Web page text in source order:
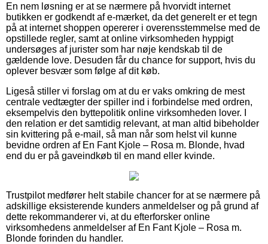
En nem løsning er at se nærmere på hvorvidt internet
butikken er godkendt af e-mærket, da det generelt er et tegn
på at internet shoppen opererer i overensstemmelse med de
opstillede regler, samt at online virksomheden hyppigt
undersøges af jurister som har nøje kendskab til de
gældende love. Desuden får du chance for support, hvis du
oplever besvær som følge af dit køb.
Ligeså stiller vi forslag om at du er vaks omkring de mest
centrale vedtægter der spiller ind i forbindelse med ordren,
eksempelvis den byttepolitik online virksomheden lover. I
den relation er det samtidig relevant, at man altid bibeholder
sin kvittering på e-mail, så man når som helst vil kunne
bevidne ordren af En Fant Kjole – Rosa m. Blonde, hvad
end du er på gaveindkøb til en mand eller kvinde.
Trustpilot medfører helt stabile chancer for at se nærmere på
adskillige eksisterende kunders anmeldelser og på grund af
dette rekommanderer vi, at du efterforsker online
virksomhedens anmeldelser af En Fant Kjole – Rosa m.
Blonde forinden du handler.